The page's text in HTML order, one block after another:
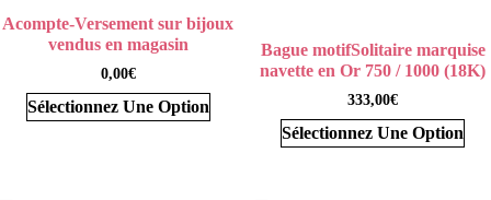
Miss Bijoux Paris: